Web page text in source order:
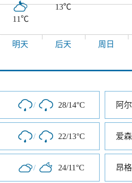
11℃
13℃
明天 后天 周日
/ 28/14°C 阿
/ 22/13°C 爱
/ 24/11°C 昂